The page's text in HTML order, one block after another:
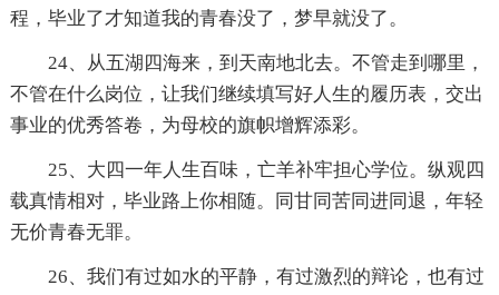
程，毕业了才知道我的青春没了，梦早就没了。
24、从五湖四海来，到天南地北去。不管走到哪里，
不管在什么岗位，让我们继续填写好人生的履历表，交出
事业的优秀答卷，为母校的旗帜增辉添彩。
25、大四一年人生百味，亡羊补牢担心学位。纵观四
载真情相对，毕业路上你相随。同甘同苦同进同退，年轻
无价青春无罪。
26、我们有过如水的平静，有过激烈的辩论，也有过